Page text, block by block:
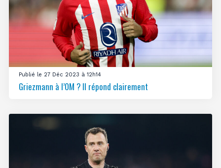
Publié le 27 Déc 2023 à 12h14
Griezmann à l’OM ? Il répond clairement